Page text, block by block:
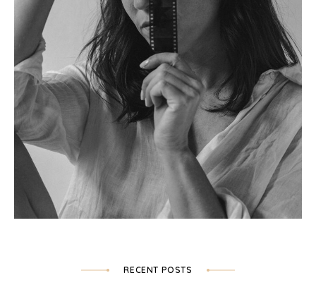
RECENT POSTS